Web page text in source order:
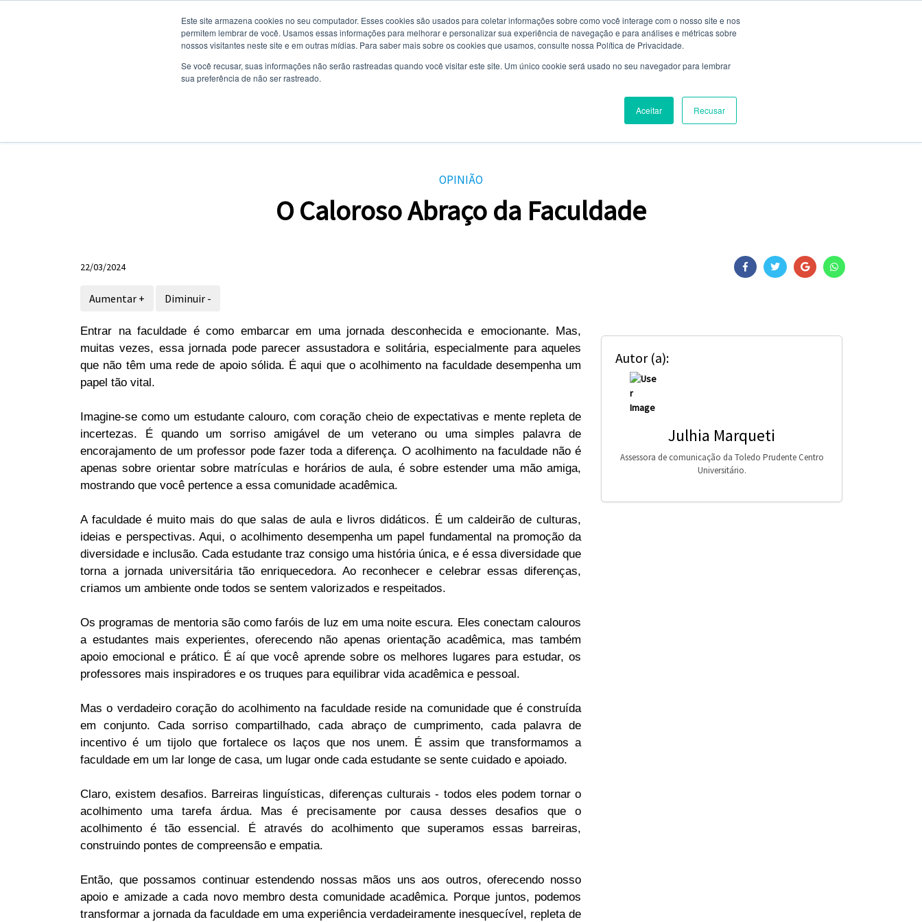
Este site armazena cookies no seu computador. Esses cookies são usados ​​para coletar informações sobre como você interage com o nosso site e nos
permitem lembrar de você. Usamos essas informações para melhorar e personalizar sua experiência de navegação e para análises e métricas sobre
nossos visitantes neste site e em outras mídias. Para saber mais sobre os cookies que usamos, consulte nossa Política de Privacidade.
Se você recusar, suas informações não serão rastreadas quando você visitar este site. Um único cookie será usado no seu navegador para lembrar
sua preferência de não ser rastreado.
Aceitar Recusar
NOTÍCIAS
5 de agosto de 2026
OPINIÃO FALE CONOSCO CLUBE DE SERVIÇOS
OPINIÃO
O Caloroso Abraço da Faculdade
22/03/2024
Aumentar + Diminuir -
Entrar na faculdade é como embarcar em uma jornada desconhecida e emocionante. Mas,
muitas vezes, essa jornada pode parecer assustadora e solitária, especialmente para aqueles
que não têm uma rede de apoio sólida. É aqui que o acolhimento na faculdade desempenha um
papel tão vital.
Imagine-se como um estudante calouro, com coração cheio de expectativas e mente repleta de
incertezas. É quando um sorriso amigável de um veterano ou uma simples palavra de
encorajamento de um professor pode fazer toda a diferença. O acolhimento na faculdade não é
apenas sobre orientar sobre matrículas e horários de aula, é sobre estender uma mão amiga,
mostrando que você pertence a essa comunidade acadêmica.
A faculdade é muito mais do que salas de aula e livros didáticos. É um caldeirão de culturas,
ideias e perspectivas. Aqui, o acolhimento desempenha um papel fundamental na promoção da
diversidade e inclusão. Cada estudante traz consigo uma história única, e é essa diversidade que
torna a jornada universitária tão enriquecedora. Ao reconhecer e celebrar essas diferenças,
criamos um ambiente onde todos se sentem valorizados e respeitados.
Os programas de mentoria são como faróis de luz em uma noite escura. Eles conectam calouros
a estudantes mais experientes, oferecendo não apenas orientação acadêmica, mas também
apoio emocional e prático. É aí que você aprende sobre os melhores lugares para estudar, os
professores mais inspiradores e os truques para equilibrar vida acadêmica e pessoal.
Mas o verdadeiro coração do acolhimento na faculdade reside na comunidade que é construída
em conjunto. Cada sorriso compartilhado, cada abraço de cumprimento, cada palavra de
incentivo é um tijolo que fortalece os laços que nos unem. É assim que transformamos a
faculdade em um lar longe de casa, um lugar onde cada estudante se sente cuidado e apoiado.
Claro, existem desafios. Barreiras linguísticas, diferenças culturais - todos eles podem tornar o
acolhimento uma tarefa árdua. Mas é precisamente por causa desses desafios que o
acolhimento é tão essencial. É através do acolhimento que superamos essas barreiras,
construindo pontes de compreensão e empatia.
Então, que possamos continuar estendendo nossas mãos uns aos outros, oferecendo nosso
apoio e amizade a cada novo membro desta comunidade acadêmica. Porque juntos, podemos
transformar a jornada da faculdade em uma experiência verdadeiramente inesquecível, repleta de
Autor (a):
Julhia Marqueti
Assessora de comunicação da Toledo Prudente Centro
Universitário.